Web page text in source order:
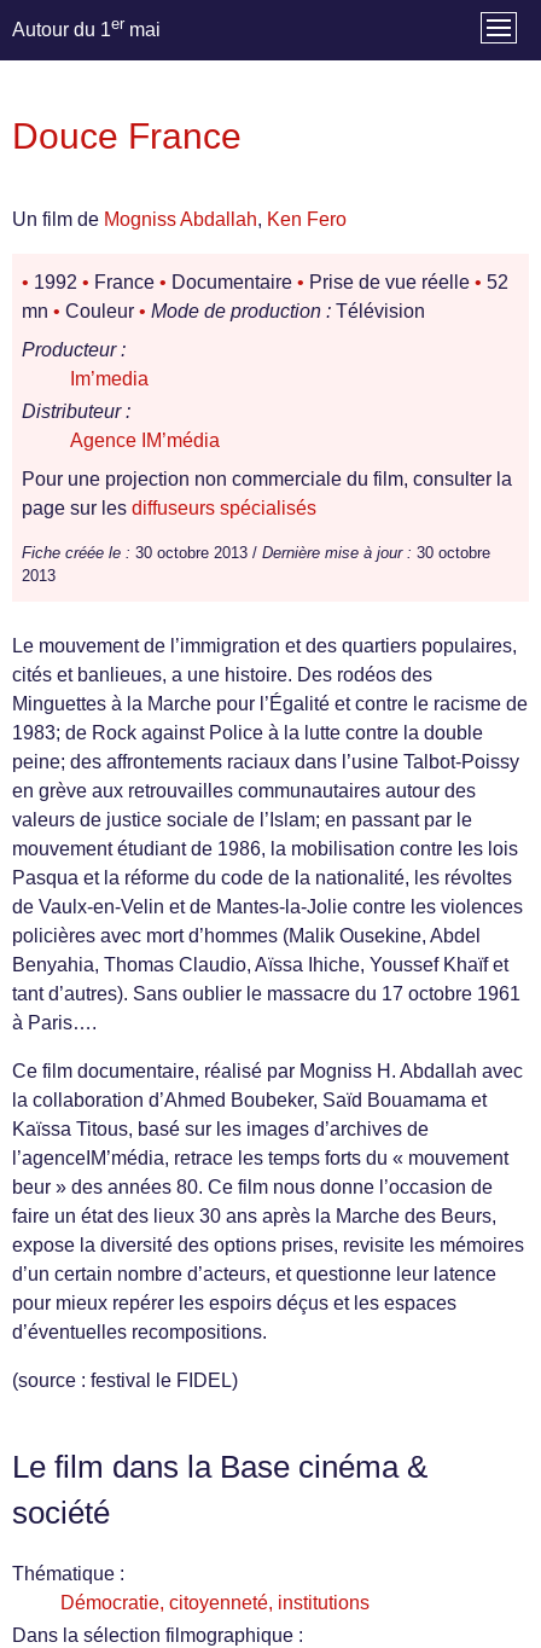
Autour du 1er mai
Douce France
Un film de Mogniss Abdallah, Ken Fero
• 1992 • France • Documentaire • Prise de vue réelle • 52
mn • Couleur • Mode de production : Télévision
Producteur :
Im’media
Distributeur :
Agence IM’média
Pour une projection non commerciale du film, consulter la
page sur les diffuseurs spécialisés
Fiche créée le : 30 octobre 2013 / Dernière mise à jour : 30 octobre
2013
Le mouvement de l’immigration et des quartiers populaires,
cités et banlieues, a une histoire. Des rodéos des
Minguettes à la Marche pour l’Égalité et contre le racisme de
1983; de Rock against Police à la lutte contre la double
peine; des affrontements raciaux dans l’usine Talbot-Poissy
en grève aux retrouvailles communautaires autour des
valeurs de justice sociale de l’Islam; en passant par le
mouvement étudiant de 1986, la mobilisation contre les lois
Pasqua et la réforme du code de la nationalité, les révoltes
de Vaulx-en-Velin et de Mantes-la-Jolie contre les violences
policières avec mort d’hommes (Malik Ousekine, Abdel
Benyahia, Thomas Claudio, Aïssa Ihiche, Youssef Khaïf et
tant d’autres). Sans oublier le massacre du 17 octobre 1961
à Paris….
Ce film documentaire, réalisé par Mogniss H. Abdallah avec
la collaboration d’Ahmed Boubeker, Saïd Bouamama et
Kaïssa Titous, basé sur les images d’archives de
l’agenceIM’média, retrace les temps forts du « mouvement
beur » des années 80. Ce film nous donne l’occasion de
faire un état des lieux 30 ans après la Marche des Beurs,
expose la diversité des options prises, revisite les mémoires
d’un certain nombre d’acteurs, et questionne leur latence
pour mieux repérer les espoirs déçus et les espaces
d’éventuelles recompositions.
(source : festival le FIDEL)
Le film dans la Base cinéma &
société
Thématique :
Démocratie, citoyenneté, institutions
Dans la sélection filmographique :